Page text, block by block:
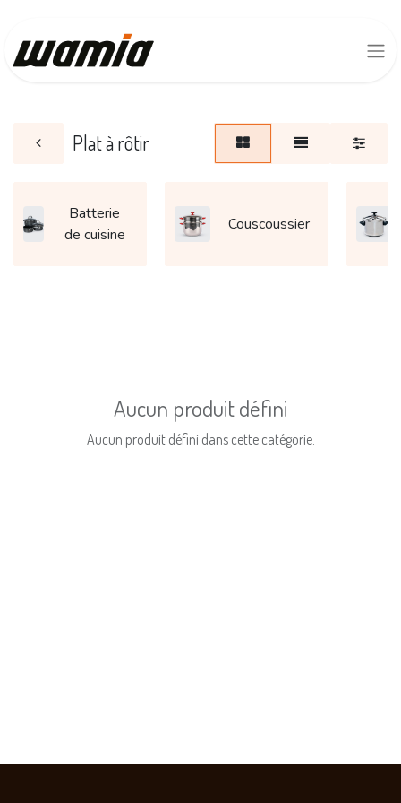
Plat à rôtir
Batterie
de cuisine
Couscoussier
Aucun produit défini
Aucun produit défini dans cette catégorie.